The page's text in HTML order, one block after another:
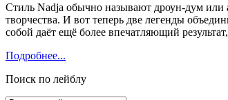
Стиль Nadja обычно называют дроун-дум или
творчества. И вот теперь две легенды
собой даёт ещё более впечатляющий
Подробнее...
Поиск по лейблу